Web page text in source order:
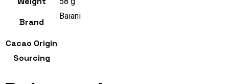
Brand
Baiani
Cacao Origin
Sourcing